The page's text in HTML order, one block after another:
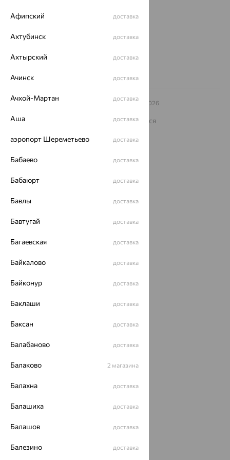
8 (800) 250-02-30
© ООО «Ювелирный дом «Кристалл»,2009 – 2026
На информационном ресурсе применяются
ОГРН 1044800168379
Афипский доставка
Ахтубинск доставка
Ахтырский доставка
Ачинск доставка
Ачхой-Мартан доставка
Аша доставка
аэропорт Шереметьево доставка
Бабаево доставка
Бабаюрт доставка
Бавлы доставка
Бавтугай доставка
Багаевская доставка
Байкалово доставка
Байконур доставка
Баклаши доставка
Баксан доставка
Балабаново доставка
Балаково 2 магазина
Балахна доставка
Балашиха доставка
Балашов доставка
Балезино доставка